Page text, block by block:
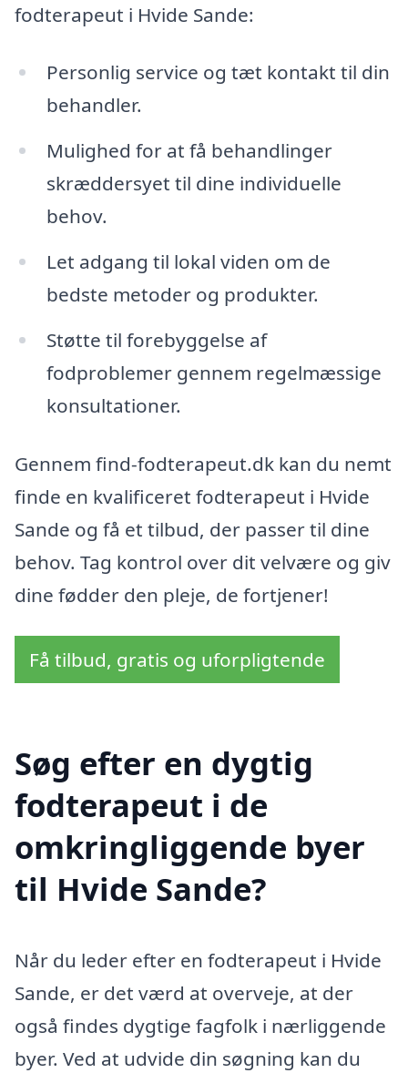
fodterapeut i Hvide Sande:
Personlig service og tæt kontakt til din
behandler.
Mulighed for at få behandlinger
skræddersyet til dine individuelle
behov.
Let adgang til lokal viden om de
bedste metoder og produkter.
Støtte til forebyggelse af
fodproblemer gennem regelmæssige
konsultationer.
Gennem find-fodterapeut.dk kan du nemt
finde en kvalificeret fodterapeut i Hvide
Sande og få et tilbud, der passer til dine
behov. Tag kontrol over dit velvære og giv
dine fødder den pleje, de fortjener!
Få tilbud, gratis og uforpligtende
Søg efter en dygtig
fodterapeut i de
omkringliggende byer
til Hvide Sande?
Når du leder efter en fodterapeut i Hvide
Sande, er det værd at overveje, at der
også findes dygtige fagfolk i nærliggende
byer. Ved at udvide din søgning kan du